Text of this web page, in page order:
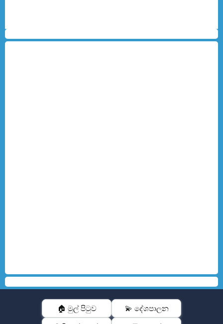
🏠 මුල් පිටුව 💫 දේශපාලන